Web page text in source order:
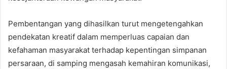
Pembentangan yang dihasilkan turut mengetengahkan
pendekatan kreatif dalam memperluas capaian dan
kefahaman masyarakat terhadap kepentingan simpanan
persaraan, di samping mengasah kemahiran komunikasi,